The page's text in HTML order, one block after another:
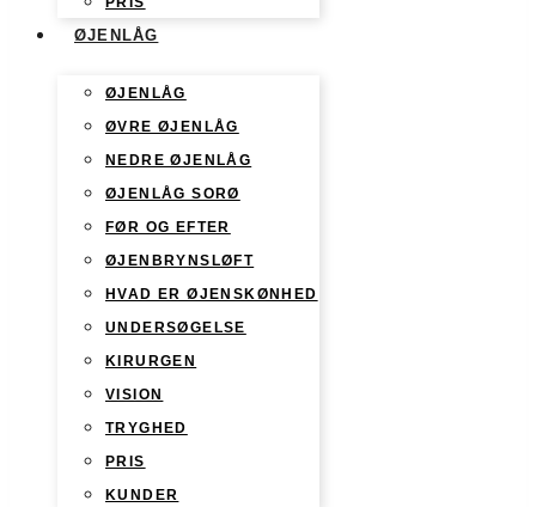
ØJENLÅG
ØJENLÅG
ØVRE ØJENLÅG
NEDRE ØJENLÅG
ØJENLÅG SORØ
FØR OG EFTER
ØJENBRYNSLØFT
HVAD ER ØJENSKØNHED
UNDERSØGELSE
KIRURGEN
VISION
TRYGHED
PRIS
KUNDER